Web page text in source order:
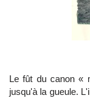
Le fût du canon «
jusqu'à la gueule.